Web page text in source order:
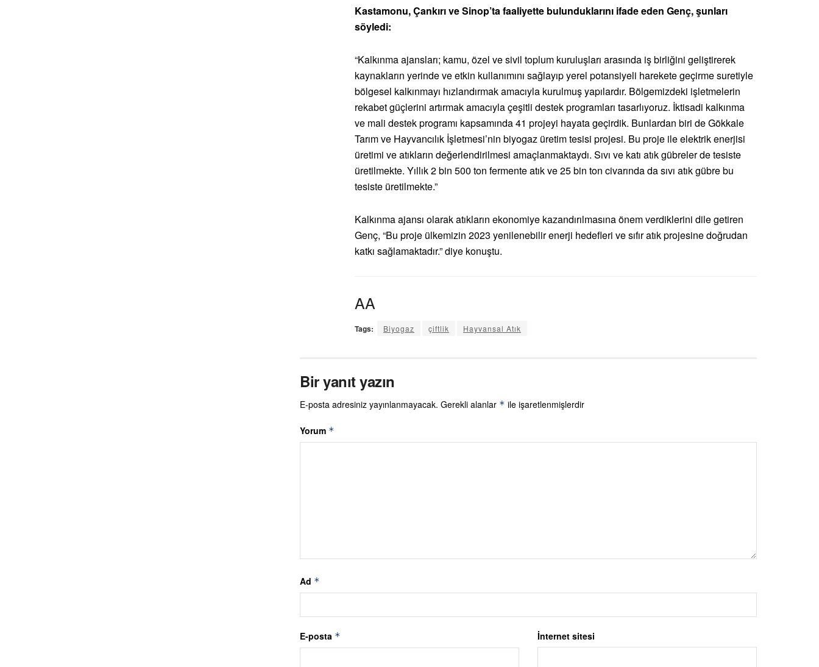
Kastamonu, Çankırı ve Sinop’ta faaliyette bulunduklarını ifade eden Genç, şunları
söyledi:
“Kalkınma ajansları; kamu, özel ve sivil toplum kuruluşları arasında iş birliğini geliştirerek
kaynakların yerinde ve etkin kullanımını sağlayıp yerel potansiyeli harekete geçirme suretiyle
bölgesel kalkınmayı hızlandırmak amacıyla kurulmuş yapılardır. Bölgemizdeki işletmelerin
rekabet güçlerini artırmak amacıyla çeşitli destek programları tasarlıyoruz. İktisadi kalkınma
ve mali destek programı kapsamında 41 projeyi hayata geçirdik. Bunlardan biri de Gökkale
Tarım ve Hayvancılık İşletmesi’nin biyogaz üretim tesisi projesi. Bu proje ile elektrik enerjisi
üretimi ve atıkların değerlendirilmesi amaçlanmaktaydı. Sıvı ve katı atık gübreler de tesiste
üretilmekte. Yıllık 2 bin 500 ton fermente atık ve 25 bin ton civarında da sıvı atık gübre bu
tesiste üretilmekte.”
Kalkınma ajansı olarak atıkların ekonomiye kazandırılmasına önem verdiklerini dile getiren
Genç, “Bu proje ülkemizin 2023 yenilenebilir enerji hedefleri ve sıfır atık projesine doğrudan
katkı sağlamaktadır.” diye konuştu.
AA
Tags: Biyogaz çiftlik Hayvansal Atık
Bir yanıt yazın
E-posta adresiniz yayınlanmayacak. Gerekli alanlar * ile işaretlenmişlerdir
Yorum *
Ad *
E-posta * İnternet sitesi